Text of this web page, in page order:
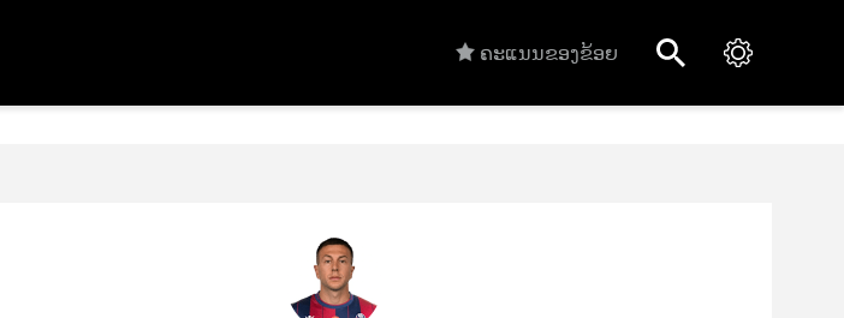
ຄະແນນຂອງຂ້ອຍ